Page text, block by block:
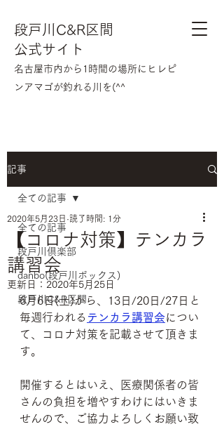
段戸川C&R区間
公式サイト
​名古屋市内から1時間の場所にヒレピ
ンアマゴが釣れる川を(^^
記事
全ての記事
段戸川倶楽部
danbo(段戸川ボックス)
段戸川C&R区間
全ての記事
【コロナ対策】テンカラ
講習会
2020年5月23日 読了時間: 1分
更新日： 2020年5月25日
6月6日(土)から、13日/20日/27日と
毎週行われる テンカラ講習会につい
て、コロナ対策を記載させて頂きま
す。
開催するとはいえ、医療関係者の皆
さんの負担を増やすわけにはいきま
せんので、ご協力よろしくお願い致